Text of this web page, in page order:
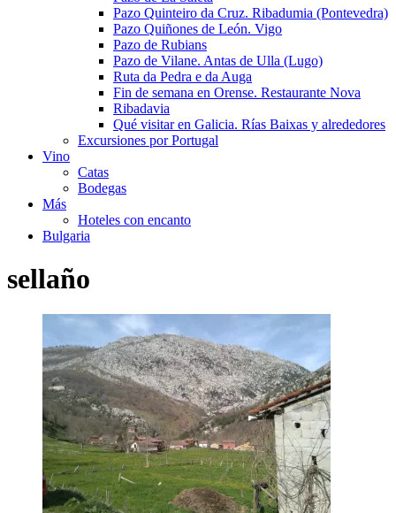
Pazo Quinteiro da Cruz. Ribadumia (Pontevedra)
Pazo Quiñones de León. Vigo
Pazo de Rubians
Pazo de Vilane. Antas de Ulla (Lugo)
Ruta da Pedra e da Auga
Fin de semana en Orense. Restaurante Nova
Ribadavia
Qué visitar en Galicia. Rías Baixas y alrededores
Excursiones por Portugal
Vino
Catas
Bodegas
Más
Hoteles con encanto
Bulgaria
sellaño